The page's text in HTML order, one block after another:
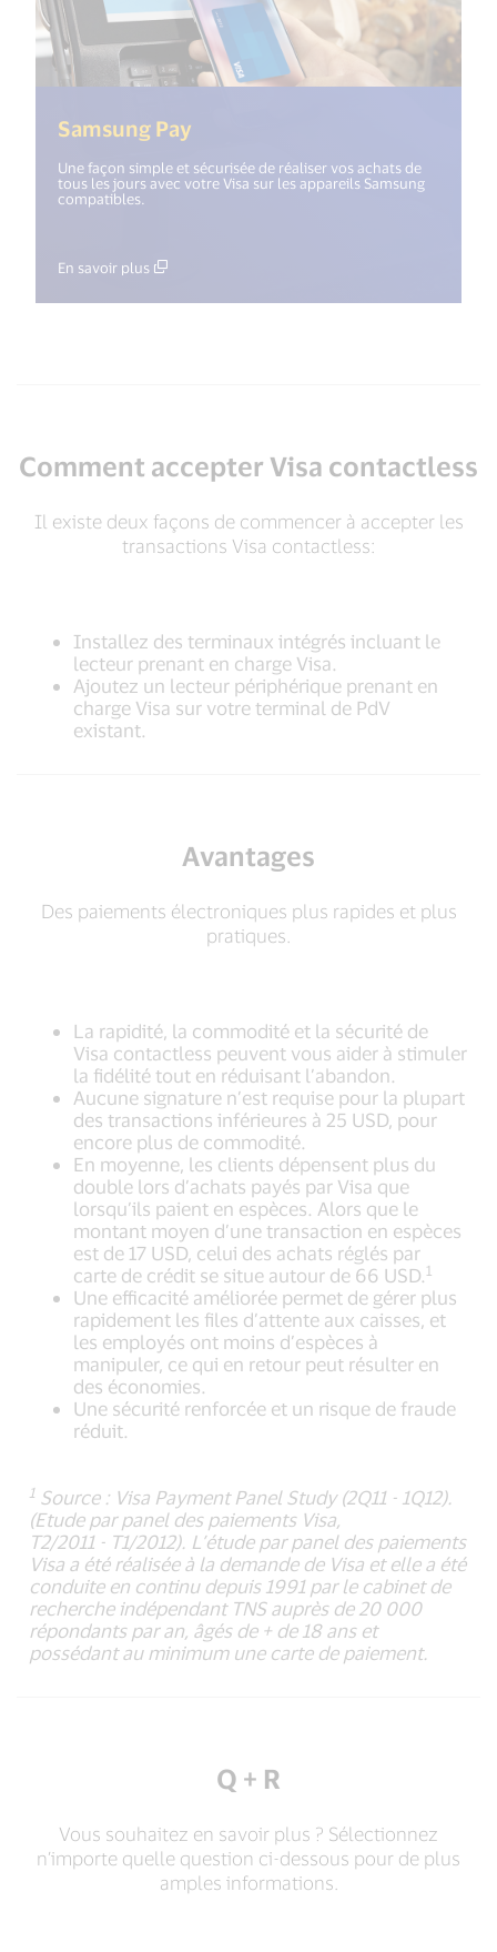
Samsung Pay
Une façon simple et sécurisée de réaliser vos achats de
tous les jours avec votre Visa sur les appareils Samsung
compatibles.
En savoir plus
Comment accepter Visa contactless
Il existe deux façons de commencer à accepter les
transactions Visa contactless:
Installez des terminaux intégrés incluant le
lecteur prenant en charge Visa.
Ajoutez un lecteur périphérique prenant en
charge Visa sur votre terminal de PdV
existant.
Avantages
Des paiements électroniques plus rapides et plus
pratiques.
La rapidité, la commodité et la sécurité de
Visa contactless peuvent vous aider à stimuler
la fidélité tout en réduisant l’abandon.
Aucune signature n’est requise pour la plupart
des transactions inférieures à 25 USD, pour
encore plus de commodité.
En moyenne, les clients dépensent plus du
double lors d’achats payés par Visa que
lorsqu’ils paient en espèces. Alors que le
montant moyen d’une transaction en espèces
est de 17 USD, celui des achats réglés par
carte de crédit se situe autour de 66 USD.1
Une efficacité améliorée permet de gérer plus
rapidement les files d’attente aux caisses, et
les employés ont moins d’espèces à
manipuler, ce qui en retour peut résulter en
des économies.
Une sécurité renforcée et un risque de fraude
réduit.
1 Source : Visa Payment Panel Study (2Q11 - 1Q12).
(Etude par panel des paiements Visa,
T2/2011 - T1/2012). L’étude par panel des paiements
Visa a été réalisée à la demande de Visa et elle a été
conduite en continu depuis 1991 par le cabinet de
recherche indépendant TNS auprès de 20 000
répondants par an, âgés de + de 18 ans et
possédant au minimum une carte de paiement.
Q + R
Vous souhaitez en savoir plus ? Sélectionnez
n’importe quelle question ci-dessous pour de plus
amples informations.